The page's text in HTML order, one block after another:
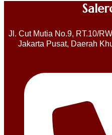
Jl. Cut Mutia No.9, RT.10/
Jakarta Pusat, Daerah